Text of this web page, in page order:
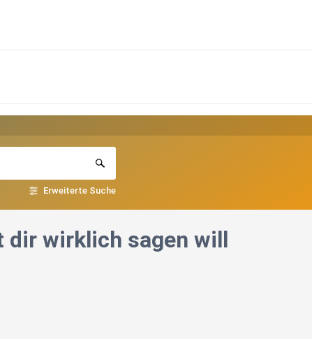
Erweiterte Suche
dir wirklich sagen will